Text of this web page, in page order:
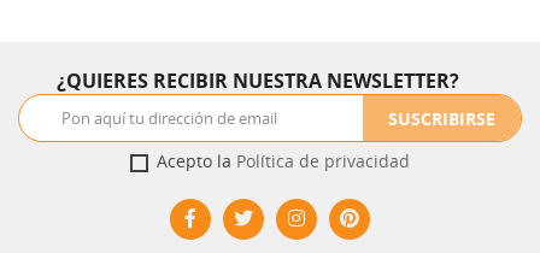
¿QUIERES RECIBIR NUESTRA NEWSLETTER?
SUSCRIBIRSE
Acepto la Política de privacidad